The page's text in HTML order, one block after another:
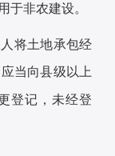
于非农建设。
将土地承包经
当向县级以上
登记，未经登